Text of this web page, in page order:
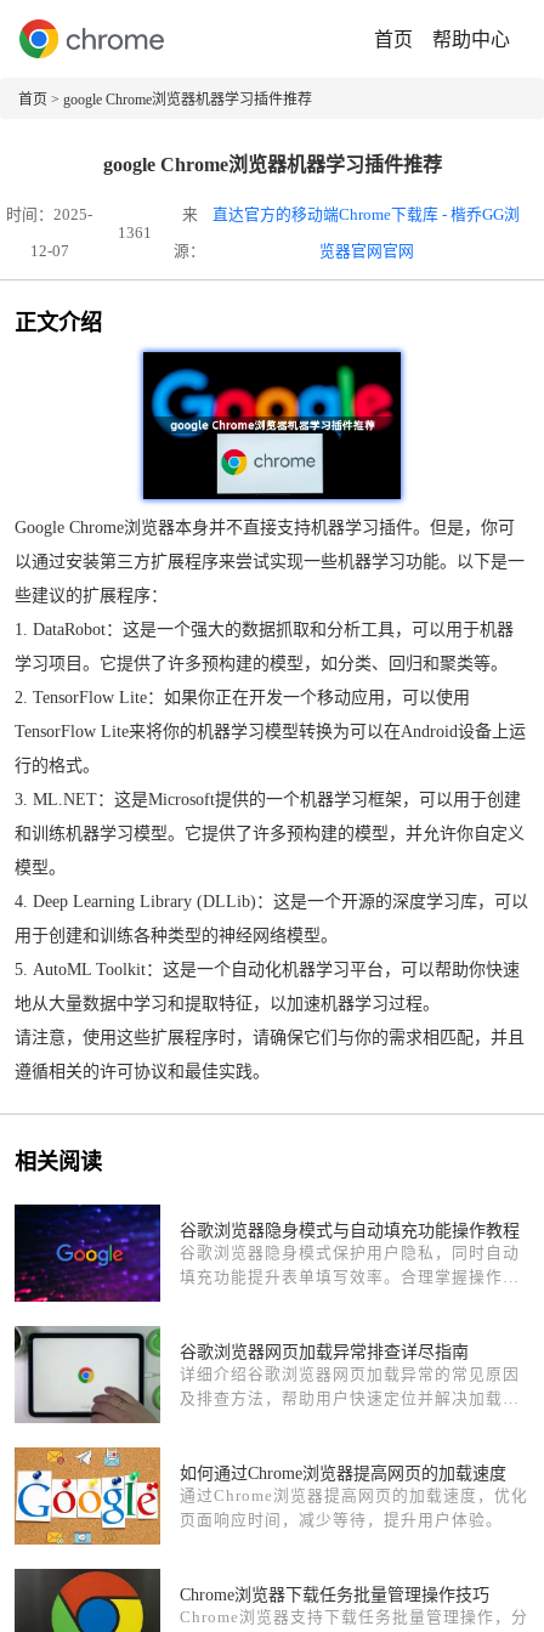
首页 帮助中心
首页 > google Chrome浏览器机器学习插件推荐
google Chrome浏览器机器学习插件推荐
时间：2025-
12-07
1361
来
源：
直达官方的移动端Chrome下载库 - 楷乔GG浏
览器官网官网
正文介绍
Google Chrome浏览器本身并不直接支持机器学习插件。但是，你可
以通过安装第三方扩展程序来尝试实现一些机器学习功能。以下是一
些建议的扩展程序：
1. DataRobot：这是一个强大的数据抓取和分析工具，可以用于机器
学习项目。它提供了许多预构建的模型，如分类、回归和聚类等。
2. TensorFlow Lite：如果你正在开发一个移动应用，可以使用
TensorFlow Lite来将你的机器学习模型转换为可以在Android设备上运
行的格式。
3. ML.NET：这是Microsoft提供的一个机器学习框架，可以用于创建
和训练机器学习模型。它提供了许多预构建的模型，并允许你自定义
模型。
4. Deep Learning Library (DLLib)：这是一个开源的深度学习库，可以
用于创建和训练各种类型的神经网络模型。
5. AutoML Toolkit：这是一个自动化机器学习平台，可以帮助你快速
地从大量数据中学习和提取特征，以加速机器学习过程。
请注意，使用这些扩展程序时，请确保它们与你的需求相匹配，并且
遵循相关的许可协议和最佳实践。
相关阅读
谷歌浏览器隐身模式与自动填充功能操作教程
谷歌浏览器隐身模式保护用户隐私，同时自动
填充功能提升表单填写效率。合理掌握操作方
谷歌浏览器网页加载异常排查详尽指南
详细介绍谷歌浏览器网页加载异常的常见原因
及排查方法，帮助用户快速定位并解决加载问
如何通过Chrome浏览器提高网页的加载速度
通过Chrome浏览器提高网页的加载速度，优化
页面响应时间，减少等待，提升用户体验。
Chrome浏览器下载任务批量管理操作技巧
Chrome浏览器支持下载任务批量管理操作，分